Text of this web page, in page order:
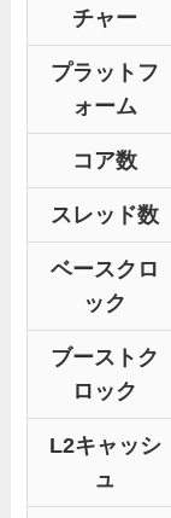
チャー
プラットフ
ォーム
コア数
スレッド数
ベースクロ
ック
ブーストク
ロック
L2キャッシ
ュ